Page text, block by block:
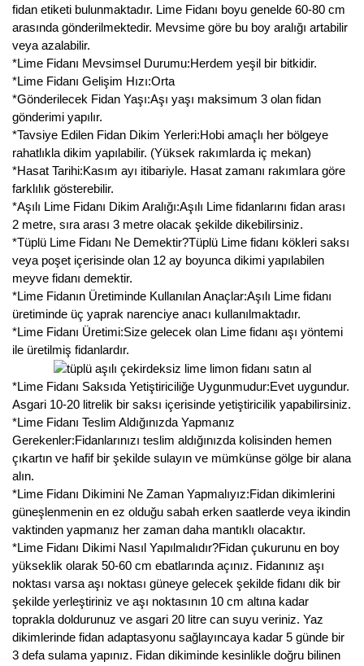
fidan etiketi bulunmaktadır. Lime Fidanı boyu genelde 60-80 cm
arasında gönderilmektedir. Mevsime göre bu boy aralığı artabilir
veya azalabilir.
*Lime Fidanı Mevsimsel Durumu:Herdem yeşil bir bitkidir.
*Lime Fidanı Gelişim Hızı:Orta
*Gönderilecek Fidan Yaşı:Aşı yaşı maksimum 3 olan fidan
gönderimi yapılır.
*Tavsiye Edilen Fidan Dikim Yerleri:Hobi amaçlı her bölgeye
rahatlıkla dikim yapılabilir. (Yüksek rakımlarda iç mekan)
*Hasat Tarihi:Kasım ayı itibariyle. Hasat zamanı rakımlara göre
farklılık gösterebilir.
*Aşılı Lime Fidanı Dikim Aralığı:Aşılı Lime fidanlarını fidan arası
2 metre, sıra arası 3 metre olacak şekilde dikebilirsiniz.
*Tüplü Lime Fidanı Ne Demektir?Tüplü Lime fidanı kökleri saksı
veya poşet içerisinde olan 12 ay boyunca dikimi yapılabilen
meyve fidanı demektir.
*Lime Fidanın Üretiminde Kullanılan Anaçlar:Aşılı Lime fidanı
üretiminde üç yaprak narenciye anacı kullanılmaktadır.
*Lime Fidanı Üretimi:Size gelecek olan Lime fidanı aşı yöntemi
ile üretilmiş fidanlardır.
*Lime Fidanı Saksıda Yetiştiriciliğe Uygunmudur:Evet uygundur.
Asgari 10-20 litrelik bir saksı içerisinde yetiştiricilik yapabilirsiniz.
*Lime Fidanı Teslim Aldığınızda Yapmanız
Gerekenler:Fidanlarınızı teslim aldığınızda kolisinden hemen
çıkartın ve hafif bir şekilde sulayın ve mümkünse gölge bir alana
alın.
*Lime Fidanı Dikimini Ne Zaman Yapmalıyız:Fidan dikimlerini
güneşlenmenin en ez olduğu sabah erken saatlerde veya ikindin
vaktinden yapmanız her zaman daha mantıklı olacaktır.
*Lime Fidanı Dikimi Nasıl Yapılmalıdır?Fidan çukurunu en boy
yükseklik olarak 50-60 cm ebatlarında açınız. Fidanınız aşı
noktası varsa aşı noktası güneye gelecek şekilde fidanı dik bir
şekilde yerleştiriniz ve aşı noktasının 10 cm altına kadar
toprakla doldurunuz ve asgari 20 litre can suyu veriniz. Yaz
dikimlerinde fidan adaptasyonu sağlayıncaya kadar 5 günde bir
3 defa sulama yapınız. Fidan dikiminde kesinlikle doğru bilinen